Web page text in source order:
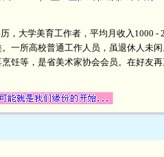
，大学美育工作者，平均月收入1000
一所高校普通工作人员，虽退休人未
饪等，是省美术家协会会员。在好友